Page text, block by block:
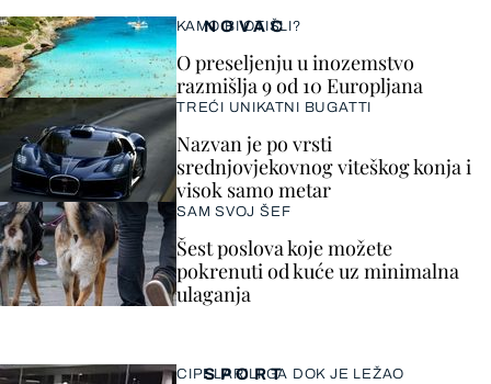
SPORT
CIPELARILI GA DOK JE LEŽAO
NOVAC
KAMO BI OTIŠLI?
O preseljenju u inozemstvo
razmišlja 9 od 10 Europljana
TREĆI UNIKATNI BUGATTI
Nazvan je po vrsti
srednjovjekovnog viteškog konja i
visok samo metar
SAM SVOJ ŠEF
Šest poslova koje možete
pokrenuti od kuće uz minimalna
ulaganja